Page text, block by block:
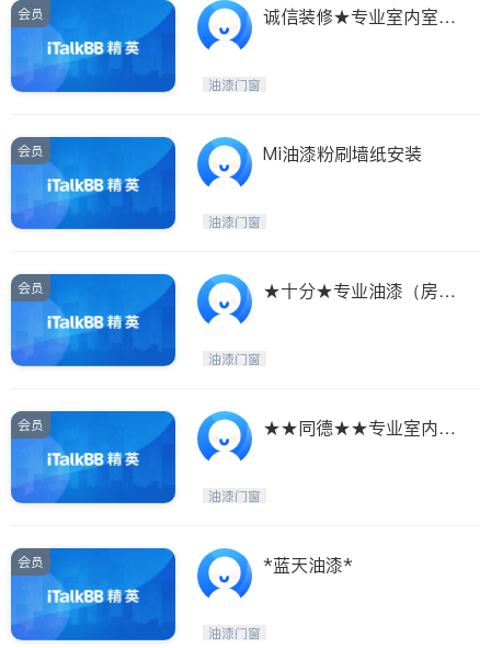
会员
诚信装修★专业室内室外
油漆门窗
会员 Mi油漆粉刷墙纸安装
油漆门窗
会员
★十分★专业油漆（房屋
油漆门窗
会员
★★同德★★专业室内外
油漆门窗
会员 *蓝天油漆*
油漆门窗